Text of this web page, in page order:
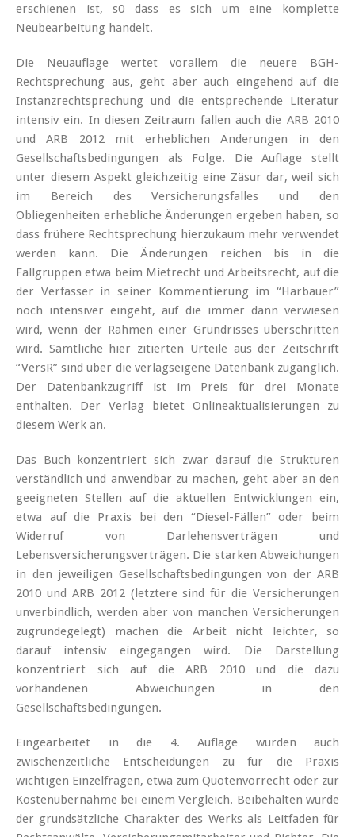
erschienen ist, s0 dass es sich um eine komplette
Neubearbeitung handelt.
Die Neuauflage wertet vorallem die neuere BGH-
Rechtsprechung aus, geht aber auch eingehend auf die
Instanzrechtsprechung und die entsprechende Literatur
intensiv ein. In diesen Zeitraum fallen auch die ARB 2010
und ARB 2012 mit erheblichen Änderungen in den
Gesellschaftsbedingungen als Folge. Die Auflage stellt
unter diesem Aspekt gleichzeitig eine Zäsur dar, weil sich
im Bereich des Versicherungsfalles und den
Obliegenheiten erhebliche Änderungen ergeben haben, so
dass frühere Rechtsprechung hierzukaum mehr verwendet
werden kann. Die Änderungen reichen bis in die
Fallgruppen etwa beim Mietrecht und Arbeitsrecht, auf die
der Verfasser in seiner Kommentierung im “Harbauer”
noch intensiver eingeht, auf die immer dann verwiesen
wird, wenn der Rahmen einer Grundrisses überschritten
wird. Sämtliche hier zitierten Urteile aus der Zeitschrift
“VersR” sind über die verlagseigene Datenbank zugänglich.
Der Datenbankzugriff ist im Preis für drei Monate
enthalten. Der Verlag bietet Onlineaktualisierungen zu
diesem Werk an.
Das Buch konzentriert sich zwar darauf die Strukturen
verständlich und anwendbar zu machen, geht aber an den
geeigneten Stellen auf die aktuellen Entwicklungen ein,
etwa auf die Praxis bei den “Diesel-Fällen” oder beim
Widerruf von Darlehensverträgen und
Lebensversicherungsverträgen. Die starken Abweichungen
in den jeweiligen Gesellschaftsbedingungen von der ARB
2010 und ARB 2012 (letztere sind für die Versicherungen
unverbindlich, werden aber von manchen Versicherungen
zugrundegelegt) machen die Arbeit nicht leichter, so
darauf intensiv eingegangen wird. Die Darstellung
konzentriert sich auf die ARB 2010 und die dazu
vorhandenen Abweichungen in den
Gesellschaftsbedingungen.
Eingearbeitet in die 4. Auflage wurden auch
zwischenzeitliche Entscheidungen zu für die Praxis
wichtigen Einzelfragen, etwa zum Quotenvorrecht oder zur
Kostenübernahme bei einem Vergleich. Beibehalten wurde
der grundsätzliche Charakter des Werks als Leitfaden für